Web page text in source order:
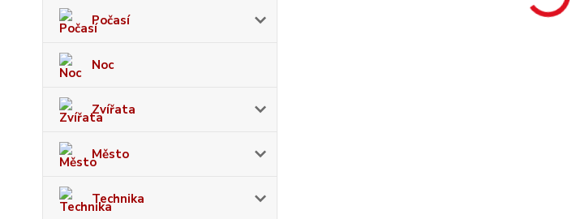
Počasí
Noc
Zvířata
Město
Technika